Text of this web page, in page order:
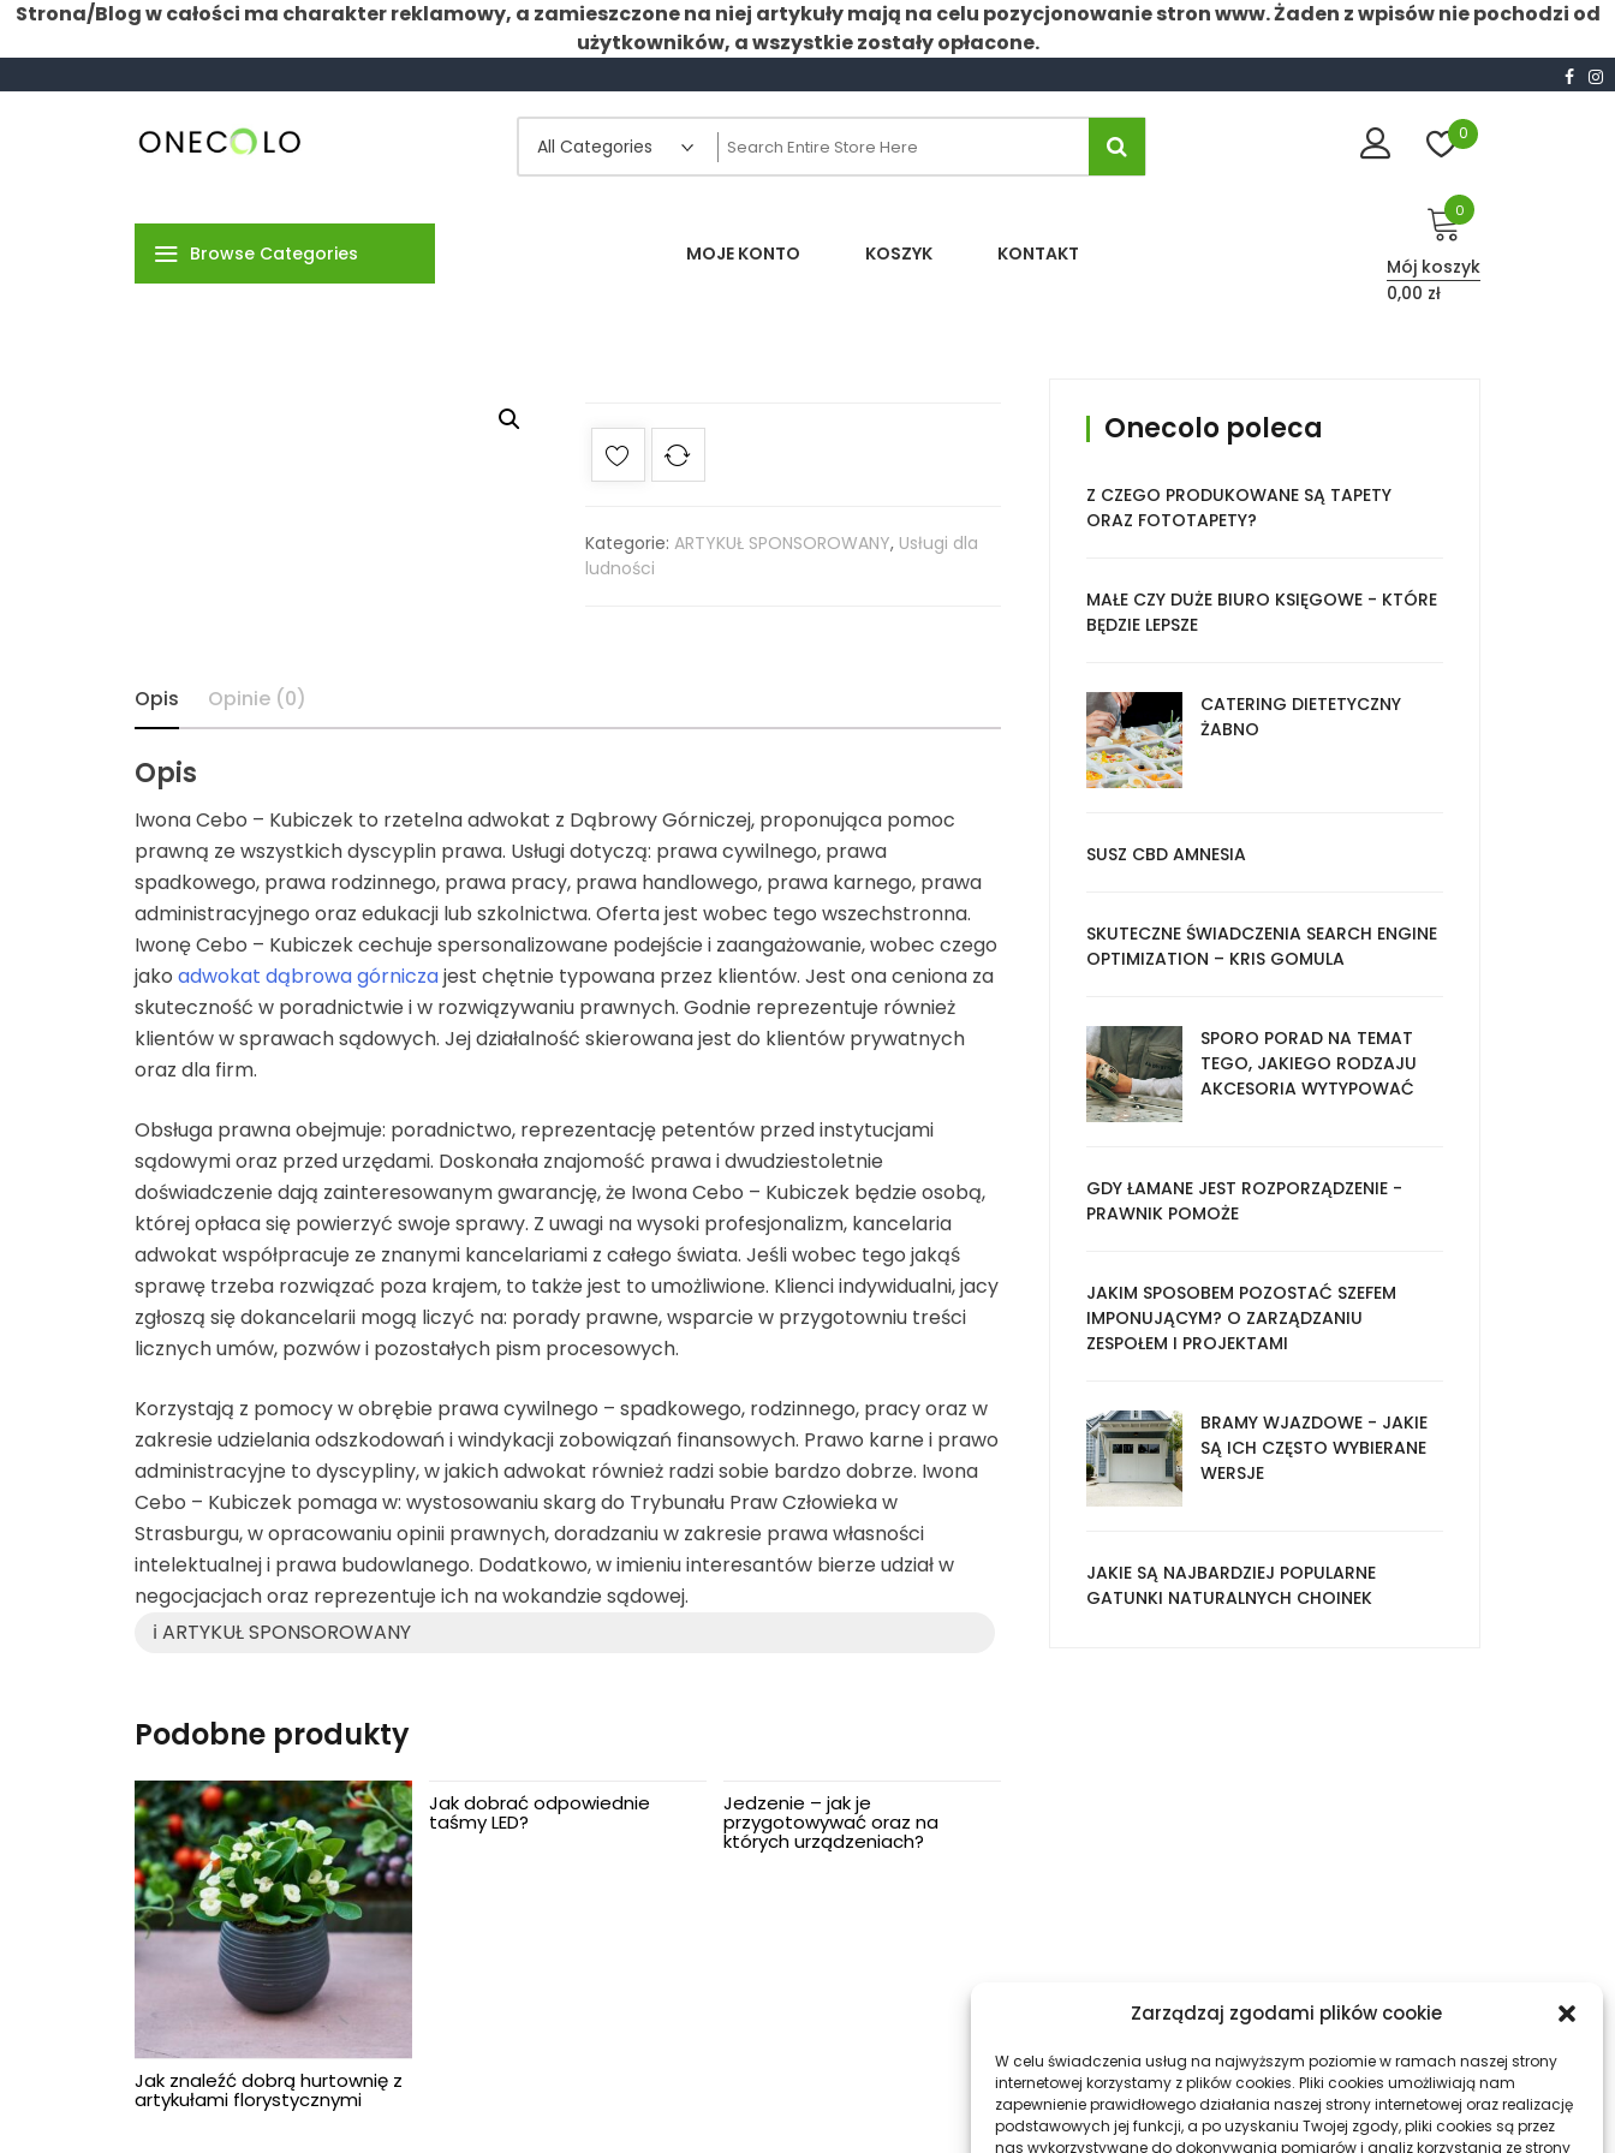
Zarządzaj zgodami plików cookie
W celu świadczenia usług na najwyższym poziomie w ramach naszej strony
internetowej korzystamy z plików cookies. Pliki cookies umożliwiają nam
zapewnienie prawidłowego działania naszej strony internetowej oraz realizację
podstawowych jej funkcji, a po uzyskaniu Twojej zgody, pliki cookies są przez
nas wykorzystywane do dokonywania pomiarów i analiz korzystania ze strony
Strona/Blog w całości ma charakter reklamowy, a zamieszczone na niej artykuły mają na celu pozycjonowanie stron www. Żaden z wpisów nie pochodzi od
użytkowników, a wszystkie zostały opłacone.
to
0
Browse Categories
Ogród
Przemysł
Rozrywka
Sport
Supermarket
Turystyka
Uroda
Usługi
Usługi dla ludności
Zdrowie
MOJE KONTO KOSZYK KONTAKT
0
Mój koszyk
0,00 zł
Kategorie: ARTYKUŁ SPONSOROWANY, Usługi dla
ludności
Opis Opinie (0)
Opis
Iwona Cebo – Kubiczek to rzetelna adwokat z Dąbrowy Górniczej, proponująca pomoc
prawną ze wszystkich dyscyplin prawa. Usługi dotyczą: prawa cywilnego, prawa
spadkowego, prawa rodzinnego, prawa pracy, prawa handlowego, prawa karnego, prawa
administracyjnego oraz edukacji lub szkolnictwa. Oferta jest wobec tego wszechstronna.
Iwonę Cebo – Kubiczek cechuje spersonalizowane podejście i zaangażowanie, wobec czego
jako adwokat dąbrowa górniczajest chętnie typowana przez klientów. Jest ona ceniona za
skuteczność w poradnictwie i w rozwiązywaniu prawnych. Godnie reprezentuje również
klientów w sprawach sądowych. Jej działalność skierowana jest do klientów prywatnych
oraz dla firm.
Obsługa prawna obejmuje: poradnictwo, reprezentację petentów przed instytucjami
sądowymi oraz przed urzędami. Doskonała znajomość prawa i dwudziestoletnie
doświadczenie dają zainteresowanym gwarancję, że Iwona Cebo – Kubiczek będzie osobą,
której opłaca się powierzyć swoje sprawy. Z uwagi na wysoki profesjonalizm, kancelaria
adwokat współpracuje ze znanymi kancelariami z całego świata. Jeśli wobec tego jakąś
sprawę trzeba rozwiązać poza krajem, to także jest to umożliwione. Klienci indywidualni, jacy
zgłoszą się dokancelarii mogą liczyć na: porady prawne, wsparcie w przygotowniu treści
licznych umów, pozwów i pozostałych pism procesowych.
Korzystają z pomocy w obrębie prawa cywilnego – spadkowego, rodzinnego, pracy oraz w
zakresie udzielania odszkodowań i windykacji zobowiązań finansowych. Prawo karne i prawo
administracyjne to dyscypliny, w jakich adwokat również radzi sobie bardzo dobrze. Iwona
Cebo – Kubiczek pomaga w: wystosowaniu skarg do Trybunału Praw Człowieka w
Strasburgu, w opracowaniu opinii prawnych, doradzaniu w zakresie prawa własności
intelektualnej i prawa budowlanego. Dodatkowo, w imieniu interesantów bierze udział w
negocjacjach oraz reprezentuje ich na wokandzie sądowej.
ℹ️ ARTYKUŁ SPONSOROWANY
Podobne produkty
Jak znaleźć dobrą hurtownię z
artykułami florystycznymi
Jak dobrać odpowiednie
taśmy LED?
Jedzenie – jak je
przygotowywać oraz na
których urządzeniach?
Onecolo poleca
Z CZEGO PRODUKOWANE SĄ TAPETY
ORAZ FOTOTAPETY?
MAŁE CZY DUŻE BIURO KSIĘGOWE - KTÓRE
BĘDZIE LEPSZE
CATERING DIETETYCZNY
ŻABNO
SUSZ CBD AMNESIA
SKUTECZNE ŚWIADCZENIA SEARCH ENGINE
OPTIMIZATION – KRIS GOMULA
SPORO PORAD NA TEMAT
TEGO, JAKIEGO RODZAJU
AKCESORIA WYTYPOWAĆ
GDY ŁAMANE JEST ROZPORZĄDZENIE -
PRAWNIK POMOŻE
JAKIM SPOSOBEM POZOSTAĆ SZEFEM
IMPONUJĄCYM? O ZARZĄDZANIU
ZESPOŁEM I PROJEKTAMI
BRAMY WJAZDOWE - JAKIE
SĄ ICH CZĘSTO WYBIERANE
WERSJE
JAKIE SĄ NAJBARDZIEJ POPULARNE
GATUNKI NATURALNYCH CHOINEK